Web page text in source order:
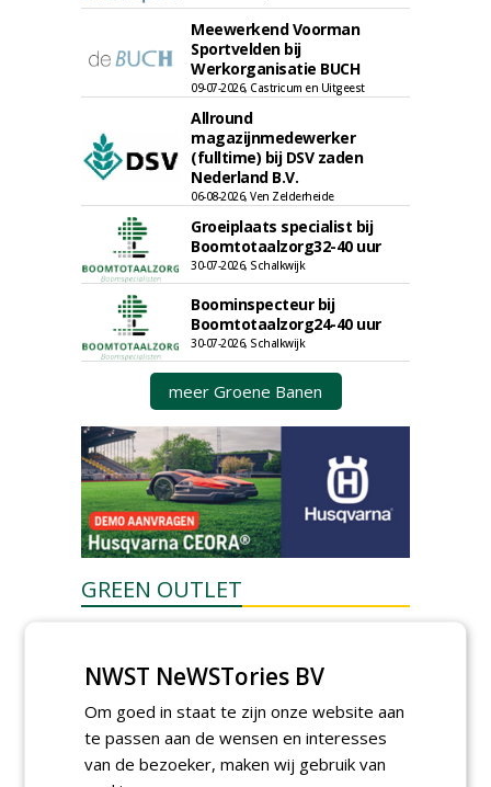
Meewerkend Voorman
Sportvelden bij
Werkorganisatie BUCH
09-07-2026, Castricum en Uitgeest
Allround
magazijnmedewerker
(fulltime) bij DSV zaden
Nederland B.V.
06-08-2026, Ven Zelderheide
Groeiplaats specialist bij
Boomtotaalzorg32-40 uur
30-07-2026, Schalkwijk
Boominspecteur bij
Boomtotaalzorg24-40 uur
30-07-2026, Schalkwijk
meer Groene Banen
GREEN OUTLET
Plaats een gratis advertentie
NWST NeWSTories BV
Om goed in staat te zijn onze website aan
te passen aan de wensen en interesses
van de bezoeker, maken wij gebruik van